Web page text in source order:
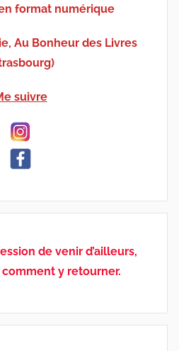
format numérique
Au Bonheur des Livres
suivre
de venir d’ailleurs,
comment y retourner.